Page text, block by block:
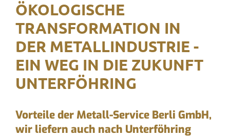
ÖKOLOGISCHE
TRANSFORMATION IN
DER METALLINDUSTRIE -
EIN WEG IN DIE ZUKUNFT
UNTERFÖHRING
Vorteile der Metall-Service Berli GmbH,
wir liefern auch nach Unterföhring